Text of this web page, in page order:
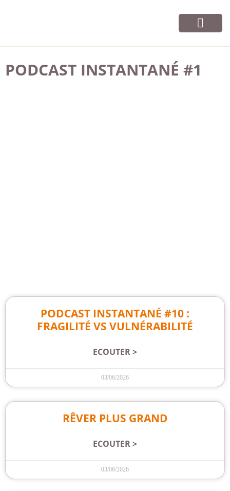
PODCAST INSTANTANÉ #1
PODCAST INSTANTANÉ #10 :
FRAGILITÉ VS VULNÉRABILITÉ
ECOUTER >
03/06/2026
RÊVER PLUS GRAND
ECOUTER >
03/06/2026